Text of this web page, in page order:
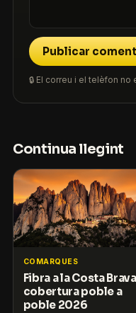
Publicar
🔒 El correu i el telèfon
Continua llegint
COMARQUES
Fibra a la Costa
cobertura poble a
poble 2026